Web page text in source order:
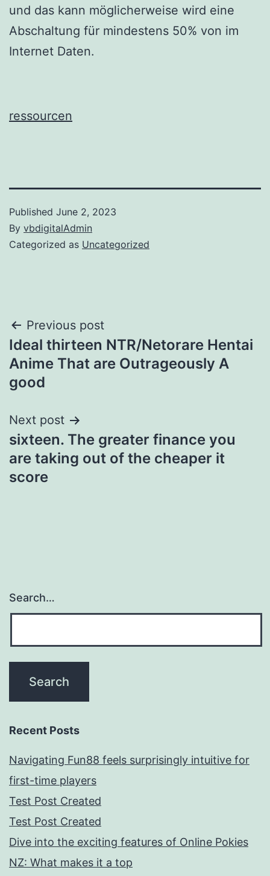
und das kann möglicherweise wird eine
Abschaltung für mindestens 50% von im
Internet Daten.
ressourcen
Published June 2, 2023
By vbdigitalAdmin
Categorized as Uncategorized
Post
navigation
Previous post
Ideal thirteen NTR/Netorare Hentai
Anime That are Outrageously A
good
Next post
sixteen. The greater finance you
are taking out of the cheaper it
score
Search…
Recent Posts
Navigating Fun88 feels surprisingly intuitive for
first-time players
Test Post Created
Test Post Created
Dive into the exciting features of Online Pokies
NZ: What makes it a top